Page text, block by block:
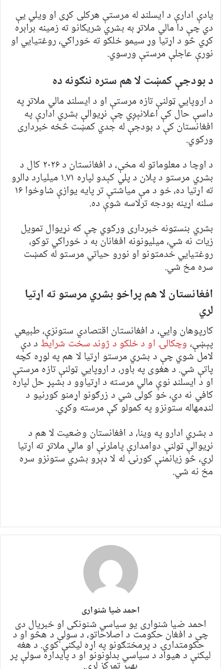
یادې ادارې د ایسلنډ له مرستې هرکلی کړی او ویلي یې
دي چې دا مالي ملاتړ به بشري شریکانو ته زمینه برابره
کړي څو د اړتیا وړ سیمو خلکو ته خوراکي، روغتیايي او
نورې عاجلې مرستې ورسوي.
د بودجې کمښت لا هم ستره ننګونه ده
د اروپايي ټولنې تازه مرستې او د ایسلنډ مالي ملاتړ په
داسې حال کې اعلانېږي چې نړیوالې بشري ادارې په
افغانستان کې د بودجې له جدي کمښت څخه خبرداری
ورکوي.
د اوچا د معلوماتو له مخې، د افغانستان د ۲۰۲۶ کال د
بشري مرستو د پلان د پلي کېدو لپاره ۱.۷۱ میلیارد ډالرو
ته اړتیا ده، خو د مې میاشتې تر پایه یوازې شاوخوا ۱۶
سلنه اړینه بودجه ترلاسه شوې ده.
بشري بنسټونه خبرداری ورکوي چې که نړیوال تمویل
زیات نه شي، میلیونونه افغانان به د خوراکي توکو،
روغتیايي خدمتونو او نورو حیاتي مرستو له کمښت
سره مخ شي.
افغانستان لا هم پراخو بشري مرستو ته اړتیا
لري
کارپوهان وایي، د افغانستان اقتصادي ستونزې، طبیعي
پېښې، وچکالۍ او د خلکو د ژوند سخت شرایط د دې
لامل شوي چې د بشري مرستو اړتیا لا هم په لوړه کچه
پاتې شي. د هغوی په باور، د اروپايي ټولنې تازه مرستې
او د ایسلنډ نوې مالي مرسته د اړتیاوو د بشپړ حل لپاره
کافي نه دي، خو کولی شي د زرګونو اړمنو کورنیو د
لنډمهاله ستونزو په کمولو کې مرسته وکړي.
د بشري ادارو په وینا، د افغانستان وضعیت لا هم د
نړیوالې ټولنې دوامدارې پاملرنې او مالي ملاتړ ته اړتیا
لري، څو زیانمنې کورنۍ له لا ډېرو بشري ستونزو سره
مخ نه شي.
احمد ضیا شنواری
احمد ضیا شنواری یو سياسي شنونکی او خبریال دی
چې د افغان حکومت د اصلاحاتو، د سولې د هڅو او د
حکومتدارۍ د پرمختګونو په اړه لیکنې کوي. د هغه
لیکنې د هیواد د سیاسي بدلونونو او د پایداره سولې پر